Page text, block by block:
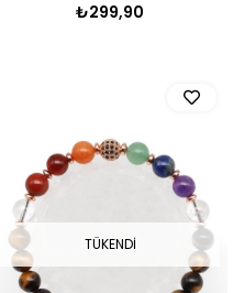
₺299,90
TÜKENDI